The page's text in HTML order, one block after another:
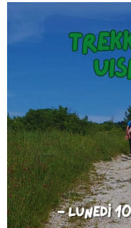
Tiziano Pesce a Radio